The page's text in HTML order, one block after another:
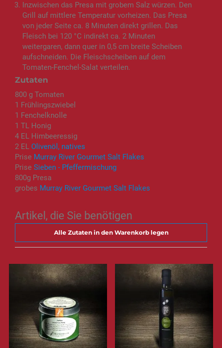
Zutaten
800 g Tomaten
1 Frühlingszwiebel
1 Fenchelknolle
1 TL Honig
4 EL Himbeeressig
2 EL Olivenöl, natives
Prise Murray River Gourmet Salt Flakes
Prise Sieben - Pfeffermischung
800g Presa
grobes Murray River Gourmet Salt Flakes
Inzwischen das Presa mit grobem Salz würzen. Den
Grill auf mittlere Temperatur vorheizen. Das Presa
von jeder Seite ca. 8 Minuten direkt grillen. Das
Fleisch bei 120 °C indirekt ca. 2 Minuten
weitergaren, dann quer in 0,5 cm breite Scheiben
aufschneiden. Die Fleischscheiben auf dem
Tomaten-Fenchel-Salat verteilen.
Artikel, die Sie benötigen
Alle Zutaten in den Warenkorb legen